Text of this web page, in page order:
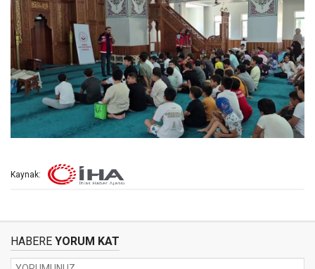
Kaynak:
HABERE YORUM KAT